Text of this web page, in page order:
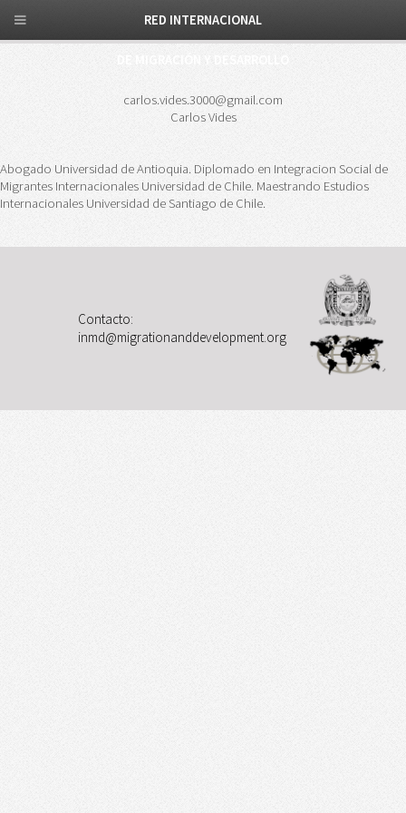
carlos.vides.3000@gmail.com
Carlos Vides
Abogado Universidad de Antioquia. Diplomado en Integracion Social de
Migrantes Internacionales Universidad de Chile. Maestrando Estudios
Internacionales Universidad de Santiago de Chile.
Contacto:
inmd@migrationanddevelopment.org
RED INTERNACIONAL